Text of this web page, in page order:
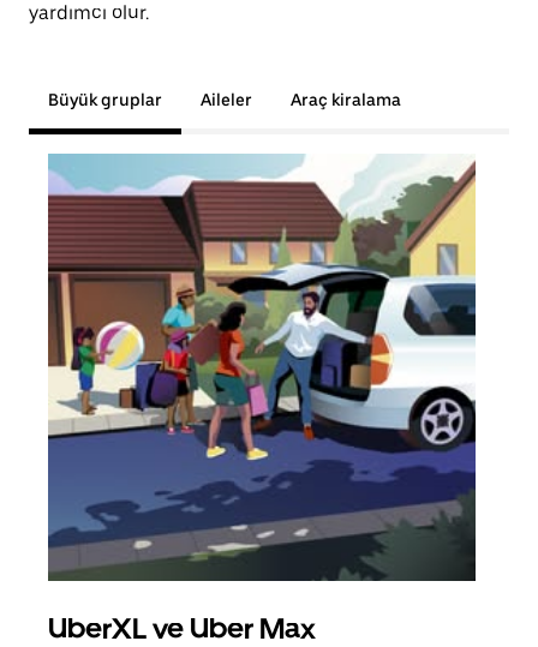
yardımcı olur.
Büyük gruplar Aileler Araç kiralama
UberXL ve Uber Max